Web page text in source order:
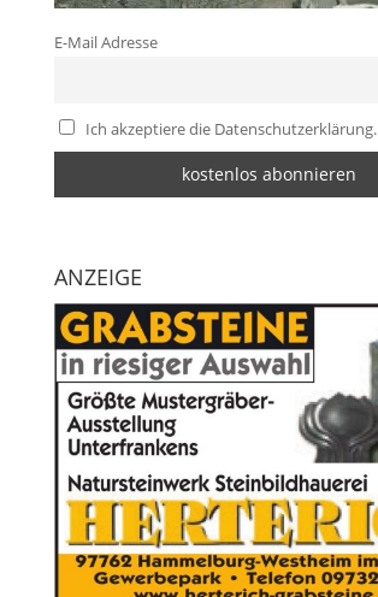
E-Mail Adresse
Ich akzeptiere die Datenschutzerklärung.
ANZEIGE